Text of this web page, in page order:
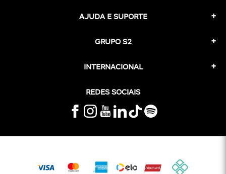
AJUDA E SUPORTE
GRUPO S2
INTERNACIONAL
REDES SOCIAIS